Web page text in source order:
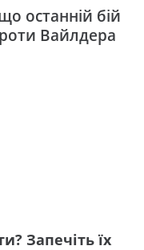
останній бій
Вайлдера
Запечіть їх